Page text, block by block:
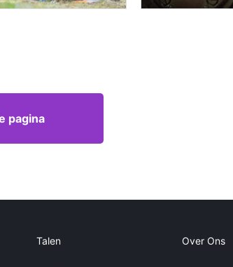
pagina
Talen Over Ons